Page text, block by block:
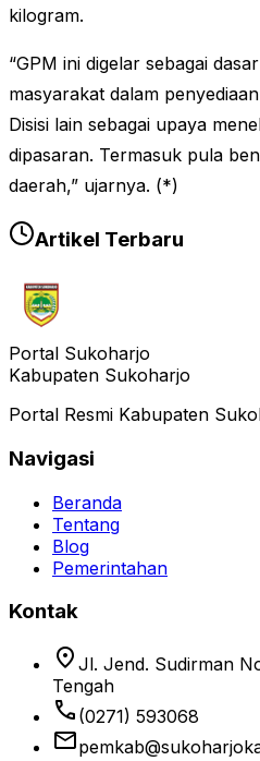
kilogram.
“GPM ini digelar sebagai
masyarakat dalam
Disisi lain sebagai upaya
dipasaran. Termasuk pula
daerah,” ujarnya. (*)
Artikel Terbaru
Portal Sukoharjo
Kabupaten Sukoharjo
Portal Resmi Kabupaten
Navigasi
Beranda
Tentang
Blog
Pemerintahan
Kontak
location_on Jl. Jend. Sudirman
Tengah
phone (0271) 593068
email